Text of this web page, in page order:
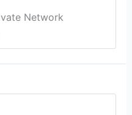
Network